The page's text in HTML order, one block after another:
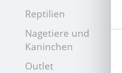
Reptilien
Nagetiere und
Kaninchen
Outlet